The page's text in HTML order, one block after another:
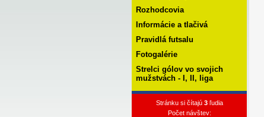
Rozhodcovia
Informácie a tlačivá
Pravidlá futsalu
Fotogalérie
Strelci gólov vo svojich
mužstvách - I, II, liga
Stránku si čítajú 3ľudia
Počet návštev: